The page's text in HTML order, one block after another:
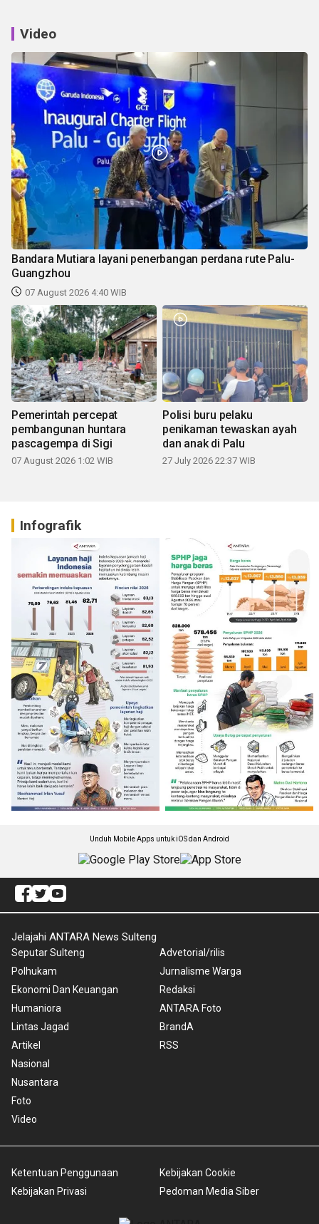
Video
Bandara Mutiara layani penerbangan perdana rute Palu-
Guangzhou
07 August 2026 4:40 WIB
Pemerintah percepat
pembangunan huntara
pascagempa di Sigi
07 August 2026 1:02 WIB
Polisi buru pelaku
penikaman tewaskan ayah
dan anak di Palu
27 July 2026 22:37 WIB
Infografik
Unduh Mobile Apps untuk iOS dan Android
Jelajahi ANTARA News Sulteng
Seputar Sulteng
Polhukam
Ekonomi Dan Keuangan
Humaniora
Lintas Jagad
Artikel
Nasional
Nusantara
Foto
Video
Advetorial/rilis
Jurnalisme Warga
Redaksi
ANTARA Foto
BrandA
RSS
Ketentuan Penggunaan
Kebijakan Privasi
Kebijakan Cookie
Pedoman Media Siber